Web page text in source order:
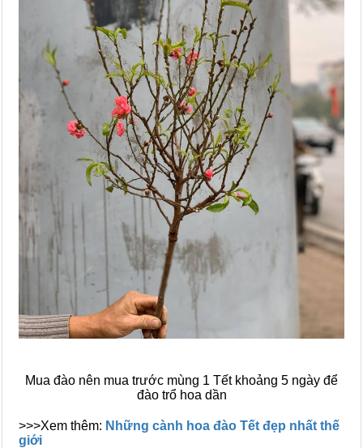
Mua đào nên mua trước mùng 1 Tết khoảng 5 ngày để
đào trổ hoa dần
>>>Xem thêm: Những cành hoa đào Tết đẹp nhất thế
giới